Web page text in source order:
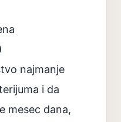
najmanje
i da
mesec dana,